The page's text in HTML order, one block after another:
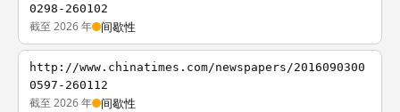
0298-260102
截至 2026 年 间歇性
http://www.chinatimes.com/newspapers/2016090300
0597-260112
截至 2026 年 间歇性